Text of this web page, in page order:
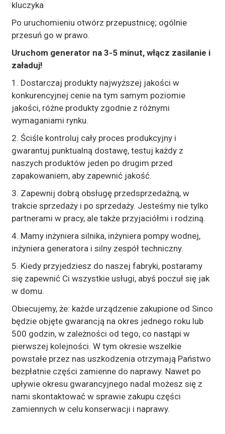
kluczyka
Po uruchomieniu otwórz przepustnicę; ogólnie
przesuń go w prawo.
Uruchom generator na 3-5 minut, włącz zasilanie i
załaduj!
1. Dostarczaj produkty najwyższej jakości w
konkurencyjnej cenie na tym samym poziomie
jakości, różne produkty zgodnie z różnymi
wymaganiami rynku.
2. Ściśle kontroluj cały proces produkcyjny i
gwarantuj punktualną dostawę, testuj każdy z
naszych produktów jeden po drugim przed
zapakowaniem, aby zapewnić jakość.
3. Zapewnij dobrą obsługę przedsprzedażną, w
trakcie sprzedaży i po sprzedaży. Jesteśmy nie tylko
partnerami w pracy, ale także przyjaciółmi i rodziną.
4. Mamy inżyniera silnika, inżyniera pompy wodnej,
inżyniera generatora i silny zespół techniczny.
5. Kiedy przyjedziesz do naszej fabryki, postaramy
się zapewnić Ci wszystkie usługi, abyś poczuł się jak
w domu.
Obiecujemy, że: każde urządzenie zakupione od Sinco
będzie objęte gwarancją na okres jednego roku lub
500 godzin, w zależności od tego, co nastąpi w
pierwszej kolejności. W tym okresie wszelkie
powstałe przez nas uszkodzenia otrzymają Państwo
bezpłatnie części zamienne do naprawy. Nawet po
upływie okresu gwarancyjnego nadal możesz się z
nami skontaktować w sprawie zakupu części
zamiennych w celu konserwacji i naprawy.